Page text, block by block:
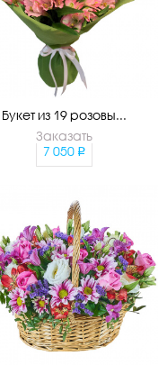
Букет из 19 розовы...
Заказать
7 050